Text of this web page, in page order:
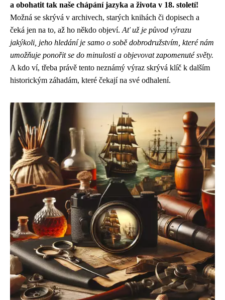
a obohatit tak naše chápání jazyka a života v 18. století!
Možná se skrývá v archivech, starých knihách či dopisech a
čeká jen na to, až ho někdo objeví. Ať už je původ výrazu
jakýkoli, jeho hledání je samo o sobě dobrodružstvím, které nám
umožňuje ponořit se do minulosti a objevovat zapomenuté světy.
A kdo ví, třeba právě tento neznámý výraz skrývá klíč k dalším
historickým záhadám, které čekají na své odhalení.